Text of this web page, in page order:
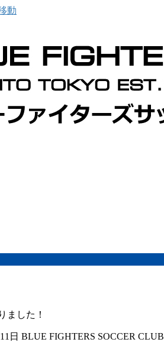
動
ました！
日 BLUE FIGHTERS SOCCER CLUB